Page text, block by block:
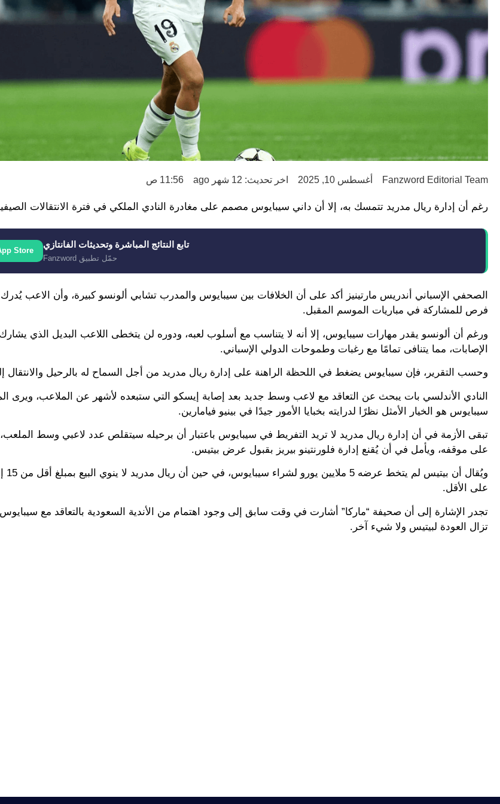
Fanzword Editorial Team أغسطس 10, 2025 اخر تحديث: 12 شهر ago 11:56 ص
رغم أن إدارة ريال مدريد تتمسك به، إلا أن داني سيبايوس مصمم على مغادرة النادي الملكي في فترة الانتقالات
تابع النتائج المباشرة وتحديثات الفانتازي
حمّل تطبيق Fanzword
Store
الصحفي الإسباني أندريس مارتينيز أكد على أن الخلافات بين سيبايوس والمدرب تشابي ألونسو كبيرة، وأن الاعب
فرص للمشاركة في مباريات الموسم المقبل.
ورغم أن ألونسو يقدر مهارات سيبايوس، إلا أنه لا يتناسب مع أسلوب لعبه، ودوره لن يتخطى اللاعب البديل الذي
الإصابات، مما يتنافى تمامًا مع رغبات وطموحات الدولي الإسباني.
وحسب التقرير، فإن سيبايوس يضغط في اللحظة الراهنة على إدارة ريال مدريد من أجل السماح له بالرحيل والانتقال
النادي الأندلسي بات يبحث عن التعاقد مع لاعب وسط جديد بعد إصابة إيسكو التي ستبعده لأشهر عن الملاعب، ويرى
سيبايوس هو الخيار الأمثل نظرًا لدرايته بخبايا الأمور جيدًا في بينيو فيامارين.
تبقى الأزمة في أن إدارة ريال مدريد لا تريد التفريط في سيبايوس باعتبار أن برحيله سيتقلص عدد لاعبي وسط
على موقفه، ويأمل في أن يُقنع إدارة فلورنتينو بيريز بقبول عرض بيتيس.
على الأقل.
تجدر الإشارة إلى أن صحيفة “ماركا” أشارت في وقت سابق إلى وجود اهتمام من الأندية السعودية بالتعاقد مع
تزال العودة لبيتيس ولا شيء آخر.